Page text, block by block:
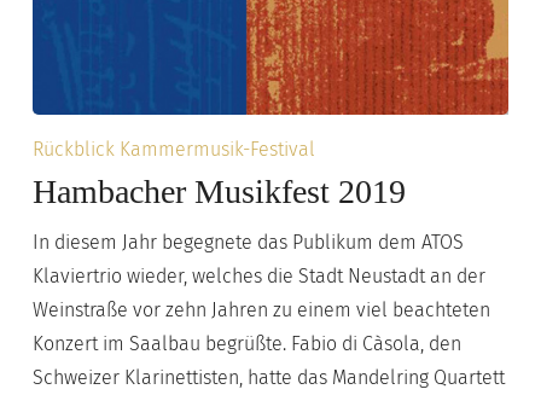
Hambacher
Musikfest
Rückblick Kammermusik-Festival
Hambacher Musikfest 2019
In diesem Jahr begegnete das Publikum dem ATOS
Klaviertrio wieder, welches die Stadt Neustadt an der
Weinstraße vor zehn Jahren zu einem viel beachteten
Konzert im Saalbau begrüßte. Fabio di Càsola, den
Schweizer Klarinettisten, hatte das Mandelring Quartett